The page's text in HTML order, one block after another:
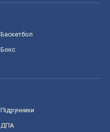
Баскетбол
Бокс
Підручники
ДПА